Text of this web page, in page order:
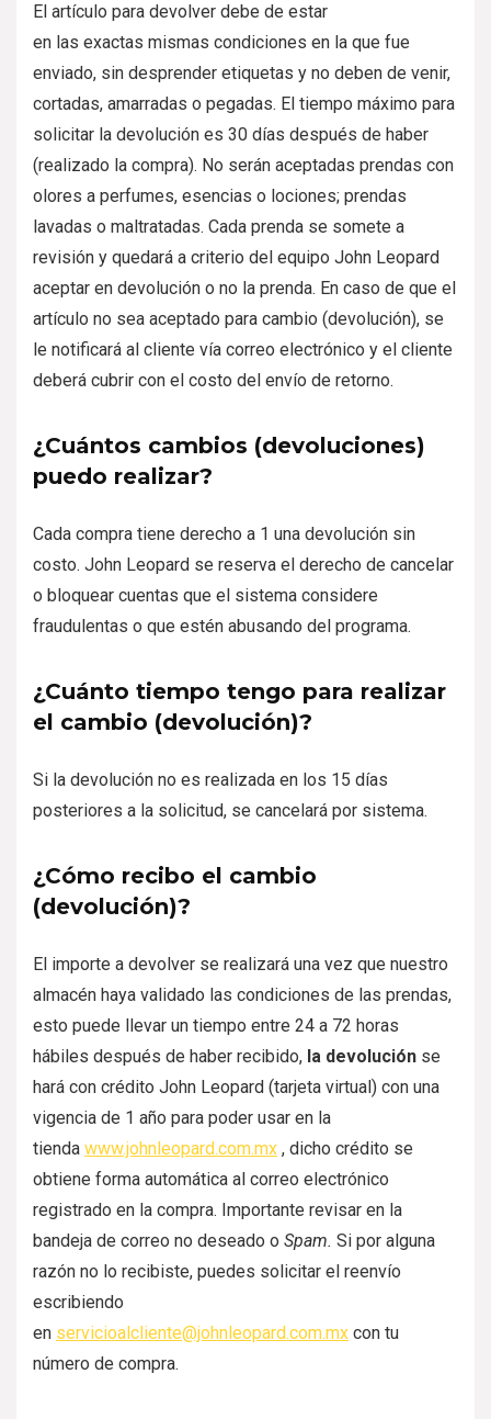
El artículo para devolver debe de estar
en las exactas mismas condiciones en la que fue
enviado, sin desprender etiquetas y no deben de venir,
cortadas, amarradas o pegadas. El tiempo máximo para
solicitar la devolución es 30 días después de haber
(realizado la compra). No serán aceptadas prendas con
olores a perfumes, esencias o lociones; prendas
lavadas o maltratadas. Cada prenda se somete a
revisión y quedará a criterio del equipo John Leopard
aceptar en devolución o no la prenda. En caso de que el
artículo no sea aceptado para cambio (devolución), se
le notificará al cliente vía correo electrónico y el cliente
deberá cubrir con el costo del envío de retorno.
¿Cuántos cambios (devoluciones)
puedo realizar?
Cada compra tiene derecho a 1 una devolución sin
costo. John Leopard se reserva el derecho de cancelar
o bloquear cuentas que el sistema considere
fraudulentas o que estén abusando del programa.
¿Cuánto tiempo tengo para realizar
el cambio (devolución)?
Si la devolución no es realizada en los 15 días
posteriores a la solicitud, se cancelará por sistema.
¿Cómo recibo el cambio
(devolución)?
El importe a devolver se realizará una vez que nuestro
almacén haya validado las condiciones de las prendas,
esto puede llevar un tiempo entre 24 a 72 horas
hábiles después de haber recibido, la devolución se
hará con crédito John Leopard (tarjeta virtual) con una
vigencia de 1 año para poder usar en la
tienda www.johnleopard.com.mx , dicho crédito se
obtiene forma automática al correo electrónico
registrado en la compra. Importante revisar en la
bandeja de correo no deseado o Spam. Si por alguna
razón no lo recibiste, puedes solicitar el reenvío
escribiendo
en servicioalcliente@johnleopard.com.mx con tu
número de compra.